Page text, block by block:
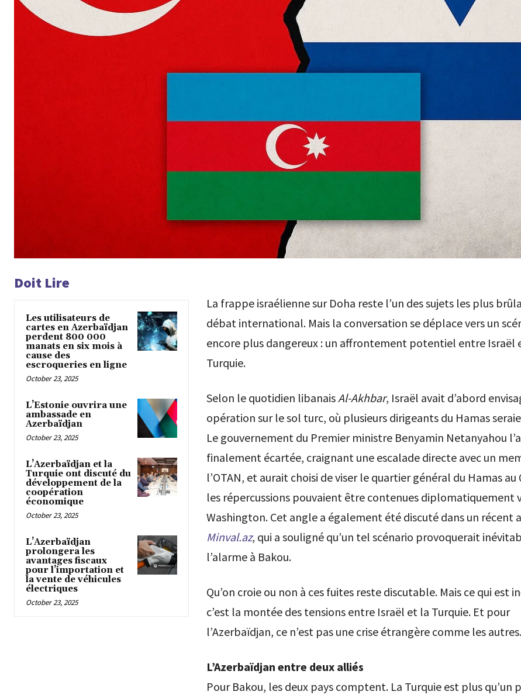
Doit Lire
Les utilisateurs de
cartes en Azerbaïdjan
perdent 800 000
manats en six mois à
cause des
escroqueries en ligne
October 23, 2025
L’Estonie ouvrira une
ambassade en
Azerbaïdjan
October 23, 2025
L’Azerbaïdjan et la
Turquie ont discuté du
développement de la
coopération
économique
October 23, 2025
L’Azerbaïdjan
prolongera les
avantages fiscaux
pour l’importation et
la vente de véhicules
électriques
October 23, 2025
La frappe israélienne sur Doha reste l’un des sujets les plus
débat international. Mais la conversation se déplace vers un
encore plus dangereux : un affrontement potentiel entre Israël
Turquie.
Selon le quotidien libanaisAl-Akhbar, Israël avait d’abord
opération sur le sol turc, où plusieurs dirigeants du Hamas
Le gouvernement du Premier ministre Benyamin Netanyahou
finalement écartée, craignant une escalade directe avec un
l’OTAN, et aurait choisi de viser le quartier général du Hamas au
les répercussions pouvaient être contenues diplomatiquement
Washington. Cet angle a également été discuté dans un récent
Minval.az, qui a souligné qu’un tel scénario provoquerait
l’alarme à Bakou.
Qu’on croie ou non à ces fuites reste discutable. Mais ce qui est
c’est la montée des tensions entre Israël et la Turquie. Et pour
l’Azerbaïdjan, ce n’est pas une crise étrangère comme les autres.
L’Azerbaïdjan entre deux alliés
Pour Bakou, les deux pays comptent. La Turquie est plus qu’un